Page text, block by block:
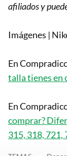
afiliados y
Imágenes |
En
talla tienes en
En
comprar?
315, 318, 721,